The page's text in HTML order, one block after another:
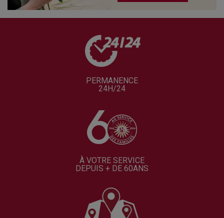
PERMANENCE
24H/24
À VOTRE SERVICE
DEPUIS + DE 60ANS